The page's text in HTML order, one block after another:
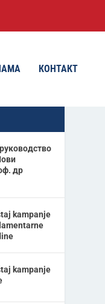
КОНТАКТ
др
kampanje
kampanje